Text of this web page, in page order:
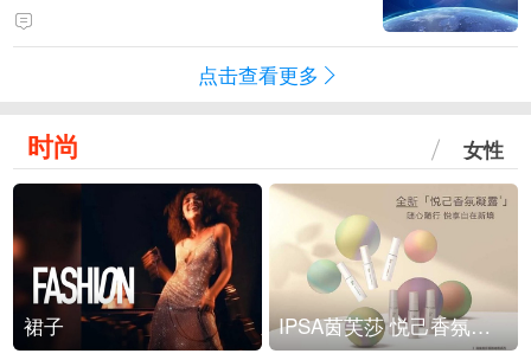
点击查看更多
时尚 女性
裙子 IPSA茵芙莎 悦己香氛凝露上市